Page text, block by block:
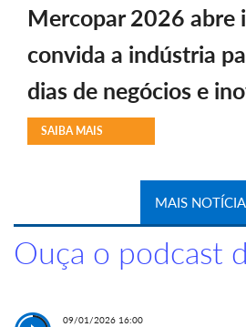
Mercopar 2026 abre
convida a indústria
dias de negócios e
SAIBA MAIS
MAIS
Ouça o podcast
09/01/2026 16:00